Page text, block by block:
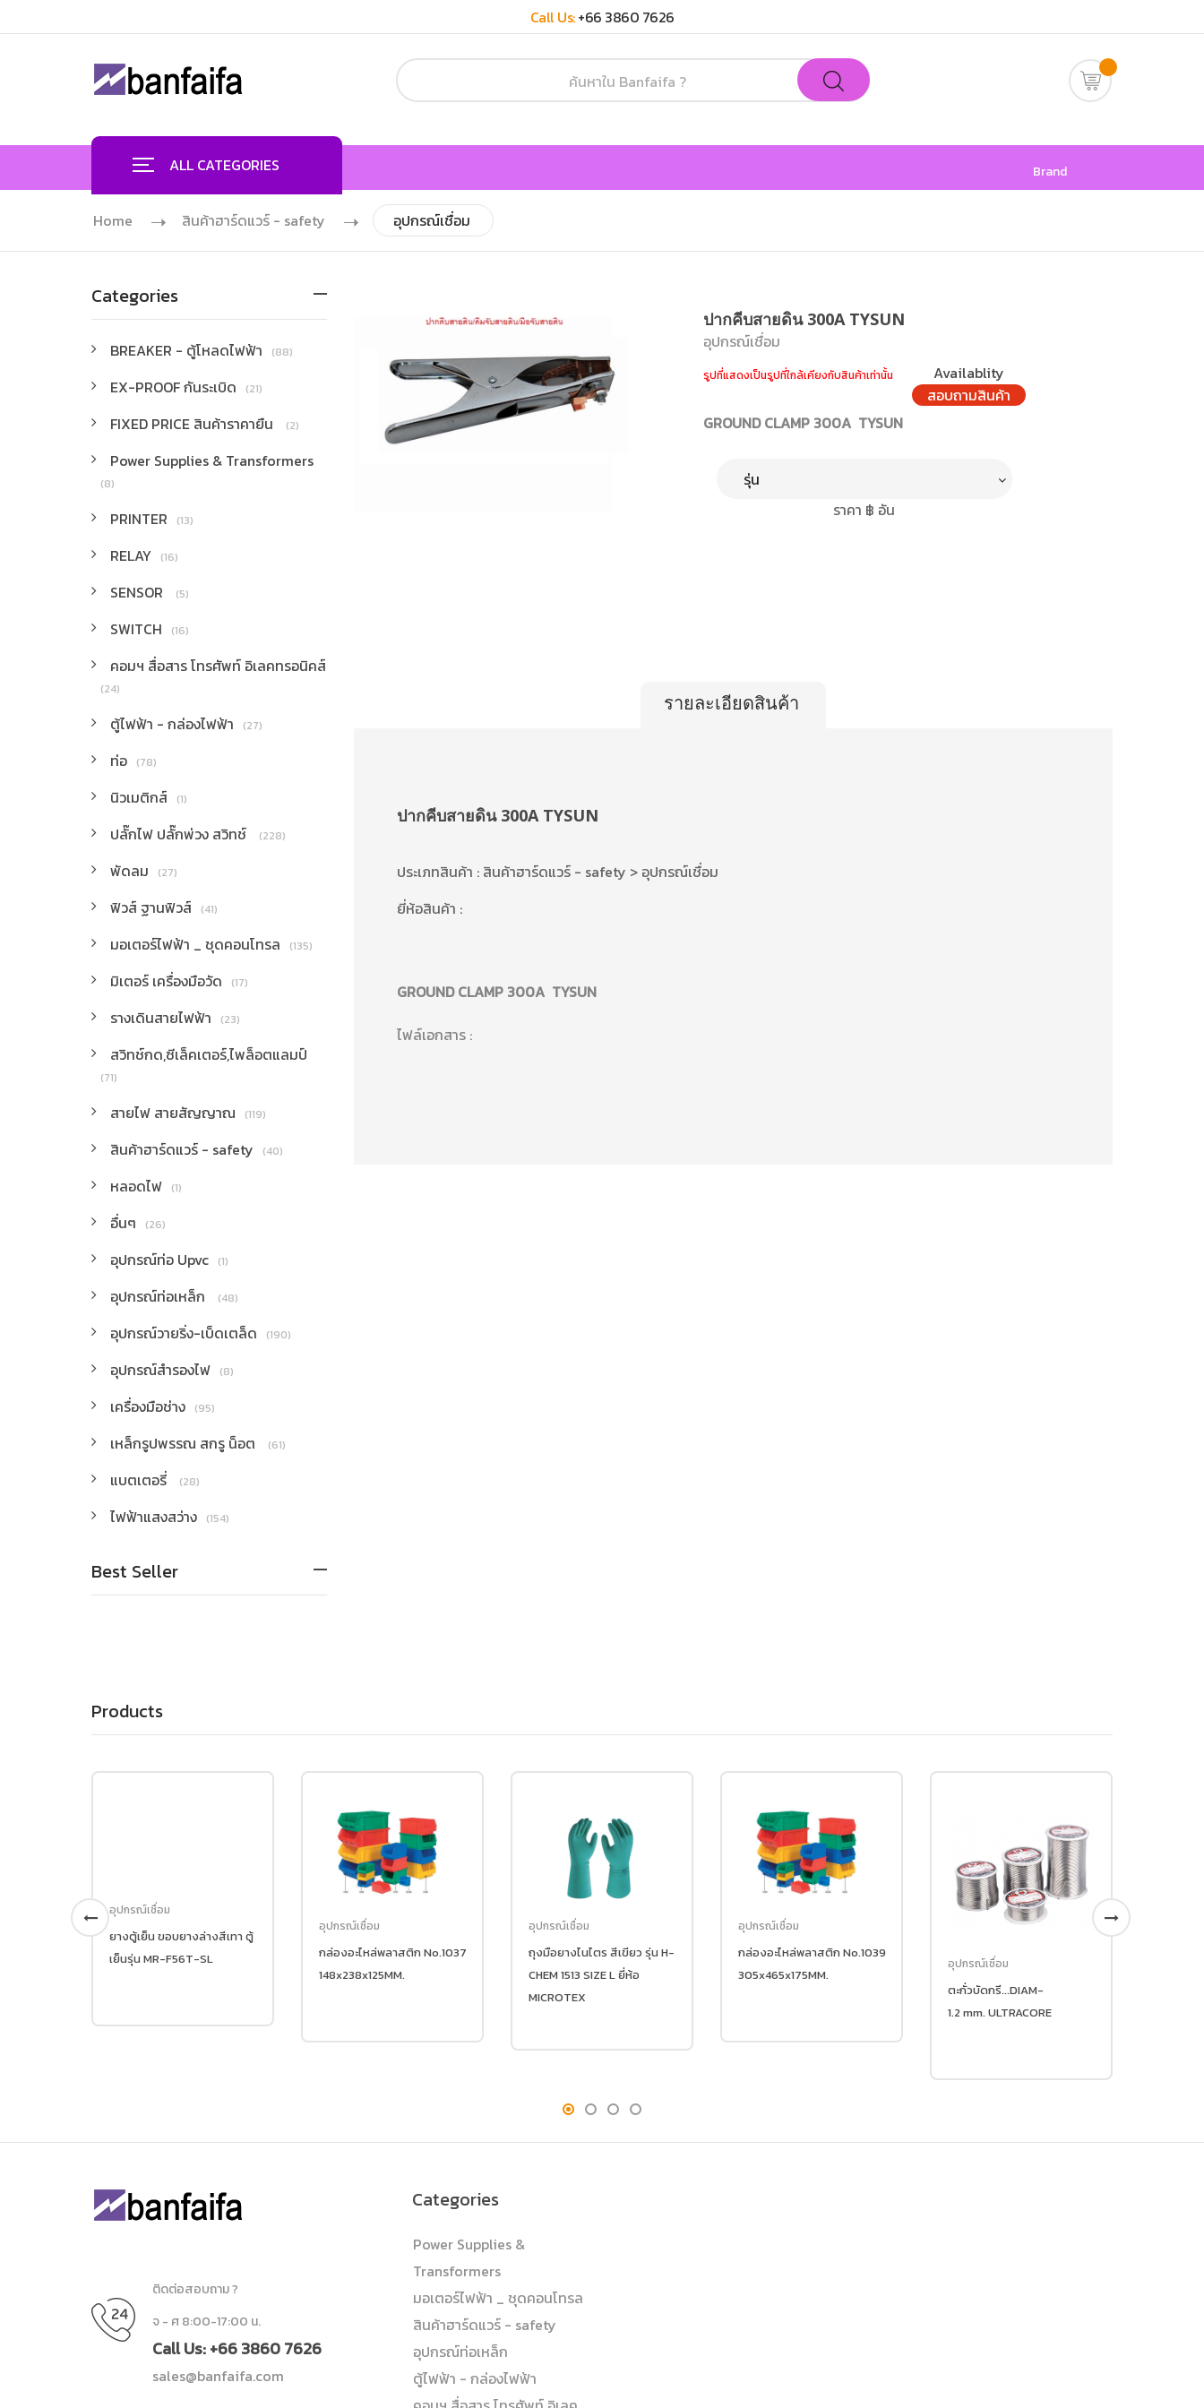
Call Us:+66 3860 7626
ALL CATEGORIES Brand
Home สินค้าฮาร์ดแวร์ - safety อุปกรณ์เชื่อม
Categories
BREAKER - ตู้โหลดไฟฟ้า (88)
EX-PROOF กันระเบิด (21)
FIXED PRICE สินค้าราคายืน (2)
Power Supplies & Transformers
(8)
PRINTER (13)
RELAY (16)
SENSOR (5)
SWITCH (16)
คอมฯ สื่อสาร โทรศัพท์ อิเลคทรอนิคส์
(24)
ตู้ไฟฟ้า - กล่องไฟฟ้า (27)
ท่อ (78)
นิวเมติกส์ (1)
ปลั๊กไฟ ปลั๊กพ่วง สวิทช์ (228)
พัดลม (27)
ฟิวส์ ฐานฟิวส์ (41)
มอเตอร์ไฟฟ้า _ ชุดคอนโทรล (135)
มิเตอร์ เครื่องมือวัด (17)
รางเดินสายไฟฟ้า (23)
สวิทช์กด,ซีเล็คเตอร์,ไพล็อตแลมป์
(71)
สายไฟ สายสัญญาณ (119)
สินค้าฮาร์ดแวร์ - safety (40)
หลอดไฟ (1)
อื่นๆ (26)
อุปกรณ์ท่อ Upvc (1)
อุปกรณ์ท่อเหล็ก (48)
อุปกรณ์วายริ่ง-เบ็ดเตล็ด (190)
อุปกรณ์สำรองไฟ (8)
เครื่องมือช่าง (95)
เหล็กรูปพรรณ สกรู น็อต (61)
แบตเตอรี่ (28)
ไฟฟ้าแสงสว่าง (154)
Best Seller
ปากคีบสายดิน 300A TYSUN
อุปกรณ์เชื่อม
รูปที่แสดงเป็นรูปที่ใกล้เคียงกับสินค้าเท่านั้น
Availablity
สอบถามสินค้า
GROUND CLAMP 300A TYSUN
ราคา ฿ อัน
รายละเอียดสินค้า
ปากคีบสายดิน 300A TYSUN
ประเภทสินค้า : สินค้าฮาร์ดแวร์ - safety > อุปกรณ์เชื่อม
ยี่ห้อสินค้า :
GROUND CLAMP 300A TYSUN
ไฟล์เอกสาร :
Products
ตู้เย็น ขอบยางล่างสีเทา ตู้
กล่องอะไหล่พลาสติก No.1037
ถุงมือยางไนไตร สีเขียว รุ่น H-
กล่องอะไหล่พลาสติก No.1039
305x465x175MM.
อุปกรณ์เชื่อม
ติดต่อสอบถาม ?
จ - ศ 8:00-17:00 น.
Call Us: +66 3860 7626
sales@banfaifa.com
Categories
Power Supplies &
Transformers
มอเตอร์ไฟฟ้า _ ชุดคอนโทรล
สินค้าฮาร์ดแวร์ - safety
อุปกรณ์ท่อเหล็ก
ตู้ไฟฟ้า - กล่องไฟฟ้า